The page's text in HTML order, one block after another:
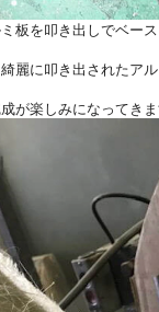
板を叩き出しでベー
麗に叩き出されたア
が楽しみになってきま